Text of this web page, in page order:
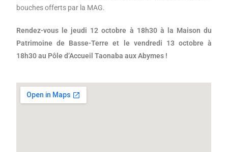
bouches offerts par la MAG.
Rendez-vous le jeudi 12 octobre à 18h30 à la Maison du
Patrimoine de Basse-Terre et le vendredi 13 octobre à
18h30 au Pôle d’Accueil Taonaba aux Abymes !